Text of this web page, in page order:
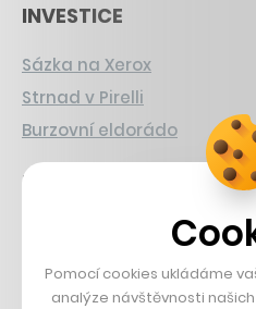
INVESTICE
Sázka na Xerox
Strnad v Pirelli
Burzovní eldorádo
PŘÍBĚHY Z GASTRA
Boční projekt, co se zvrtnul
Francouzský šéfkuchař na
Dva golfisti, co pečou
Pomocí cookies ukládáme
analýze návštěvnosti